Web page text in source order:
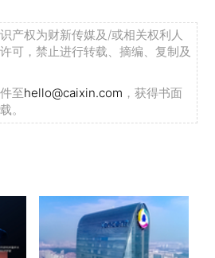
产权为财新传媒及/或相关权利人
可，禁止进行转载、摘编、复制及
至hello@caixin.com ，获得书面
。